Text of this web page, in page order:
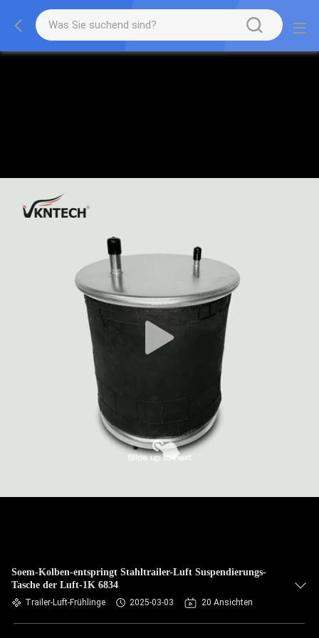
Soem-Kolben-entspringt Stahltrailer-Luft Suspendierungs-
Tasche der Luft-1K 6834
Trailer-Luft-Frühlinge 2025-03-03 20 Ansichten